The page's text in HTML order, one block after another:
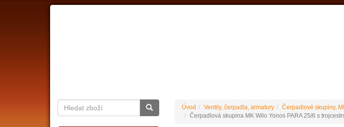
Úvod Ventily, čerpadla, armatury
Čerpadlové skupiny,
Čerpadlová skupina MK Wilo Yonos PARA 25/6 s